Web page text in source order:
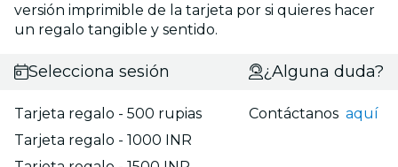
versión imprimible de la tarjeta por si quieres hacer
un regalo tangible y sentido.
Selecciona sesión
Tarjeta regalo - 500 rupias
Tarjeta regalo - 1000 INR
¿Alguna duda?
Contáctanosaquí